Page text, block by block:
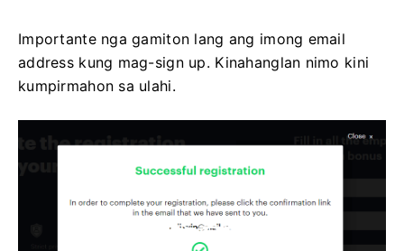
Importante nga gamiton lang ang imong email
address kung mag-sign up. Kinahanglan nimo kini
kumpirmahon sa ulahi.